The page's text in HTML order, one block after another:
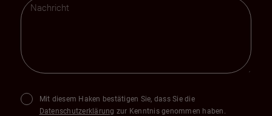
Mit diesem Haken bestätigen Sie, dass Sie die
Datenschutzerklärung zur Kenntnis genommen haben.